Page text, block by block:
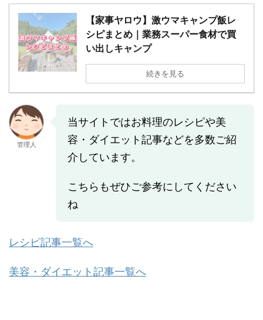
【家事ヤロウ】激ウマキャンプ飯レ
シピまとめ｜業務スーパー食材で買
い出しキャンプ
続きを見る
管理人
当サイトではお料理のレシピや美
容・ダイエット記事などを多数ご紹
介しています。
こちらもぜひご参考にしてください
ね
レシピ記事一覧へ
美容・ダイエット記事一覧へ